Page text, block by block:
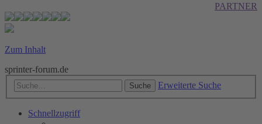
PARTNER
Zum Inhalt
sprinter-forum.de
Suche Erweiterte Suche
Schnellzugriff